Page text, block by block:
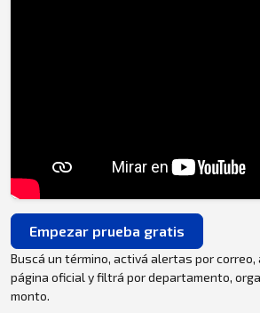
Empezar prueba gratis
Buscá un término, activá alertas por correo,
página oficial y filtrá por departamento,
monto.